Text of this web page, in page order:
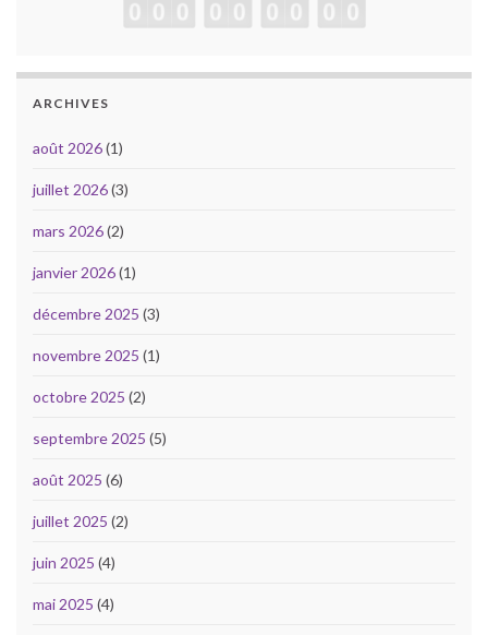
ARCHIVES
août 2026(1)
juillet 2026(3)
mars 2026(2)
janvier 2026(1)
décembre 2025 (3)
novembre 2025 (1)
octobre 2025 (2)
septembre 2025 (5)
août 2025 (6)
juillet 2025 (2)
juin 2025 (4)
mai 2025 (4)